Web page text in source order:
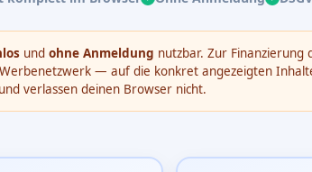
und ohne Anmeldung nutzbar. Zur Finanzierung
— auf die konkret angezeigten
verlassen deinen Browser nicht.